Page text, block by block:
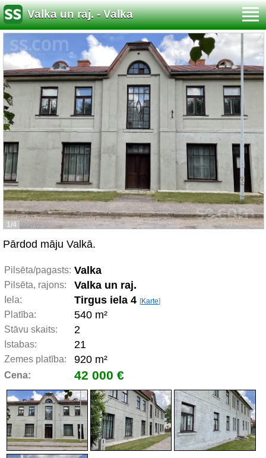
Valka un raj. - Valka
1/4
Pārdod māju Valkā.
Pilsēta/pagasts: Valka
Pilsēta, rajons: Valka un raj.
Iela: Tirgus iela 4 [Karte]
Platība: 540 m²
Stāvu skaits: 2
Istabas: 21
Zemes platība: 920 m²
Cena: 42 000 €